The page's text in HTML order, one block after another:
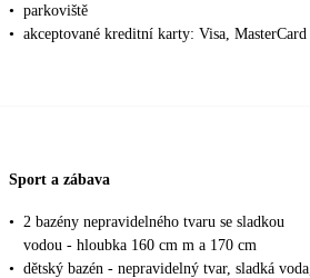
• parkoviště
• akceptované kreditní karty: Visa, MasterCard
Sport a zábava
•
2 bazény nepravidelného tvaru se sladkou
vodou - hloubka 160 cm m a 170 cm
• dětský bazén - nepravidelný tvar, sladká voda,